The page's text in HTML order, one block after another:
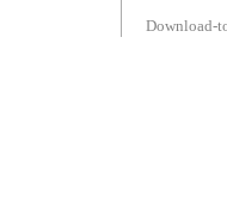
Download-